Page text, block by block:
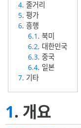
4. 줄거리
5. 평가
6. 흥행
6.1 . 북미
6.2. 대한민국
6.3. 중국
6.4. 일본
7. 기타
1. 개요